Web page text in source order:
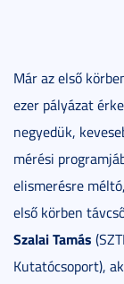
Már az első
ezer pályázat
negyedük,
mérési
elismerésre
első körben
Szalai Tamás
Kutatócsoport),